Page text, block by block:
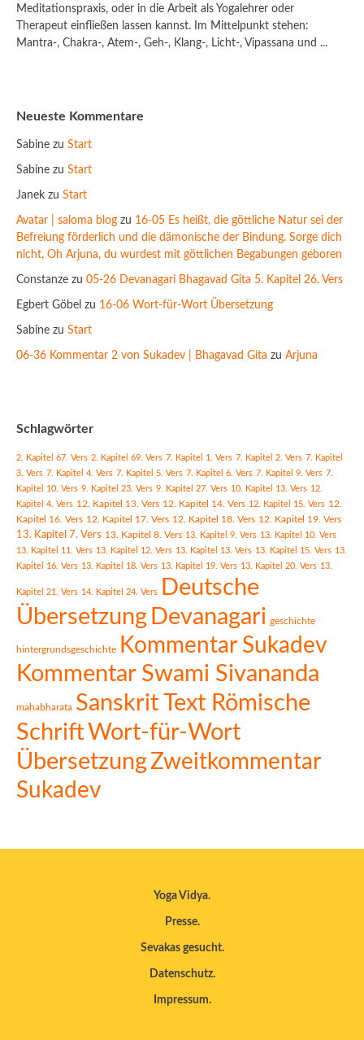
Meditationspraxis, oder in die Arbeit als Yogalehrer oder
Therapeut einfließen lassen kannst. Im Mittelpunkt stehen:
Mantra-, Chakra-, Atem-, Geh-, Klang-, Licht-, Vipassana und ...
Neueste Kommentare
Sabine zu Start
Sabine zu Start
Janek zu Start
Avatar | saloma blog zu 16-05 Es heißt, die göttliche Natur sei der
Befreiung förderlich und die dämonische der Bindung. Sorge dich
nicht, Oh Arjuna, du wurdest mit göttlichen Begabungen geboren
Constanze zu 05-26 Devanagari Bhagavad Gita 5. Kapitel 26. Vers
Egbert Göbel zu 16-06 Wort-für-Wort Übersetzung
Sabine zu Start
06-36 Kommentar 2 von Sukadev | Bhagavad Gita zu Arjuna
Schlagwörter
2. Kapitel 67. Vers 2. Kapitel 69. Vers 7. Kapitel 1. Vers 7. Kapitel 2. Vers 7. Kapitel
3. Vers 7. Kapitel 4. Vers 7. Kapitel 5. Vers 7. Kapitel 6. Vers 7. Kapitel 9. Vers 7.
Kapitel 10. Vers 9. Kapitel 23. Vers 9. Kapitel 27. Vers 10. Kapitel 13. Vers 12.
Kapitel 4. Vers 12. Kapitel 13. Vers 12. Kapitel 14. Vers 12. Kapitel 15. Vers 12.
Kapitel 16. Vers 12. Kapitel 17. Vers 12. Kapitel 18. Vers 12. Kapitel 19. Vers
13. Kapitel 7. Vers 13. Kapitel 8. Vers 13. Kapitel 9. Vers 13. Kapitel 10. Vers
13. Kapitel 11. Vers 13. Kapitel 12. Vers 13. Kapitel 13. Vers 13. Kapitel 15. Vers 13.
Kapitel 16. Vers 13. Kapitel 18. Vers 13. Kapitel 19. Vers 13. Kapitel 20. Vers 13.
Kapitel 21. Vers 14. Kapitel 24. Vers
Deutsche
Übersetzung Devanagari geschichte
hintergrundsgeschichte
Kommentar Sukadev
Kommentar Swami Sivananda
mahabharata Sanskrit Text Römische
SchriftWort-für-Wort
ÜbersetzungZweitkommentar
Sukadev
Yoga Vidya
Presse
Sevakas gesucht
Datenschutz
Impressum